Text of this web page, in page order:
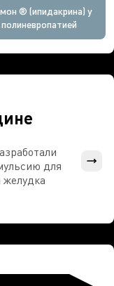
® (ипидакрина) у
для
желудка